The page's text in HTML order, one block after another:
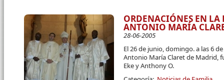
ORDENACIÓNES EN LA
ANTONIO MARÍA
28-06-2005
El 26 de junio, domingo. a las 6
Antonio María Claret de Madrid,
Eke y Anthony O.